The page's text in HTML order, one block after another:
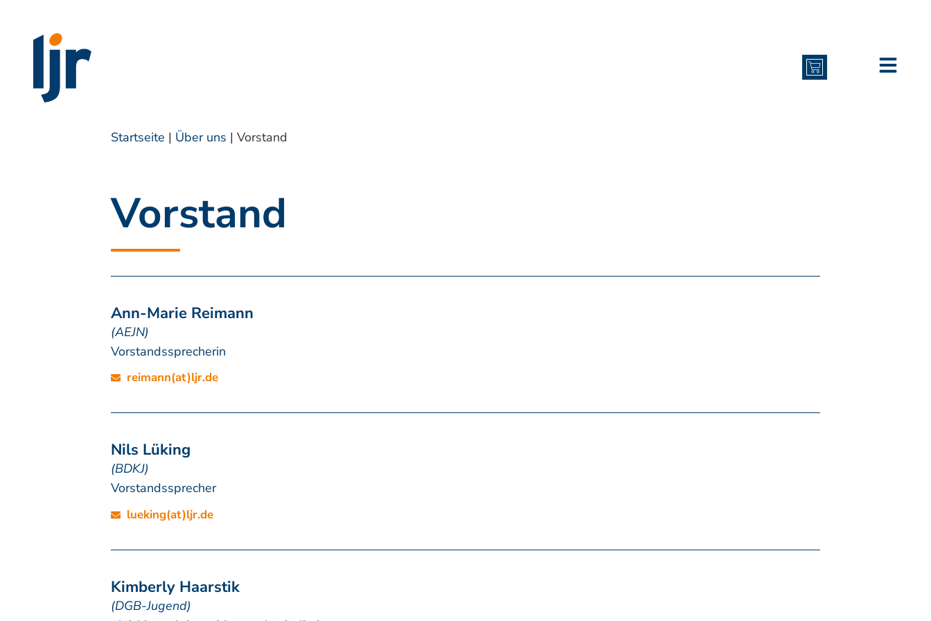
Startseite | Über uns | Vorstand
Vorstand
Ann-Marie Reimann
(AEJN)
Vorstandssprecherin
reimann(at)ljr.de
Nils Lüking
(BDKJ)
Vorstandssprecher
lueking(at)ljr.de
Kimberly Haarstik
(DGB-Jugend)